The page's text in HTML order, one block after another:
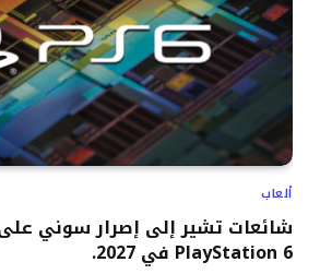
ألعاب
شائعات تشير إلى إصرار سوني
PlayStation 6 في 2027.